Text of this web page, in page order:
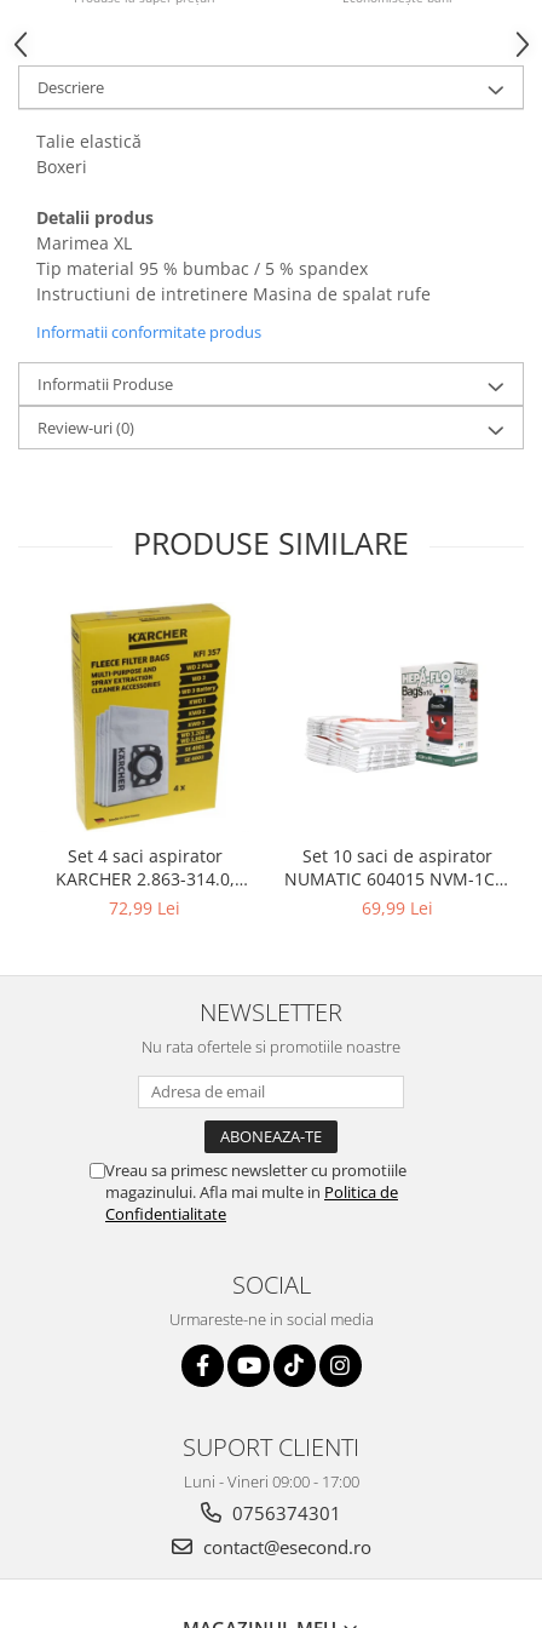
Ingrijire Locuinta
Purificatoare de aer
Fashion
Bijuterii
Ceasuri barbatesti
Ceasuri dama
Cutii, curele si accesorii ceasuri
Genti si accesorii barbati
Genti si accesorii femei
Imbracaminte barbati
Imbracaminte femei
Imbracaminte si Incaltaminte copii
Incaltaminte barbati
Gaming, Carti & Birotica
Console, Jocuri & Accesorii
Ingrijire personala & Cosmetice
Accesorii aparate de ras electrice
Accesorii aparate hair styling
Aparate & Accesorii ingrijire
personala
Aparate cosmetice
Articole Sanatate si Wellness
Consumabile sanitare
Cosmetice si produse ingrijire
Igiena si ingrijire
Maternitate
Accesorii animale de companie
Castroane si adapatori animale
Igiena animale de companie
Mobila si transport animale de
PC, Periferice & Software
Desktop PC & Monitoare
Imprimante, Scanere &
Descriere
Talie elastică
Boxeri
Detalii produs
Marimea XL
Tip material 95 % bumbac / 5 % spandex
Instructiuni de intretinere Masina de spalat rufe
Informatii conformitate produs
Informatii Produse
Review-uri(0)
PRODUSE SIMILARE
Set 4 saci aspirator
KARCHER 2.863-314.0,
compatibil cu WD, KWD, SE
72,99 Lei
Set 10 saci de aspirator
NUMATIC 604015 NVM-1CH,
9L
69,99 Lei
NEWSLETTER
Nu rata ofertele si promotiile noastre
Vreau sa primesc newsletter cu promotiile
magazinului. Afla mai multe in Politica de
Confidentialitate
SOCIAL
Urmareste-ne in social media
SUPORT CLIENTI
Luni - Vineri 09:00 - 17:00
0756374301
contact@esecond.ro